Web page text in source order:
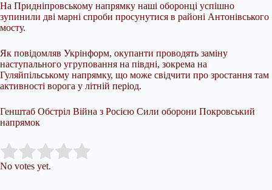
На Придніпровському напрямку наші оборонці успішно
зупинили дві марні спроби просунутися в районі Антонівського
мосту.
Як повідомляв Укрінформ, окупанти проводять заміну
наступального угруповання на півдні, зокрема на
Гуляйпільському напрямку, що може свідчити про зростання там
активності ворога у літній період.
Генштаб Обстріл Війна з Росією Сили оборони Покровський
напрямок
Rate this item:
No votes yet.